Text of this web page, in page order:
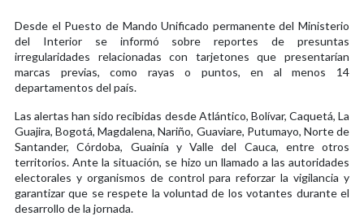
Desde el Puesto de Mando Unificado permanente del Ministerio
del Interior se informó sobre reportes de presuntas
irregularidades relacionadas con tarjetones que presentarían
marcas previas, como rayas o puntos, en al menos 14
departamentos del país.
Las alertas han sido recibidas desde Atlántico, Bolívar, Caquetá, La
Guajira, Bogotá, Magdalena, Nariño, Guaviare, Putumayo, Norte de
Santander, Córdoba, Guainía y Valle del Cauca, entre otros
territorios. Ante la situación, se hizo un llamado a las autoridades
electorales y organismos de control para reforzar la vigilancia y
garantizar que se respete la voluntad de los votantes durante el
desarrollo de la jornada.